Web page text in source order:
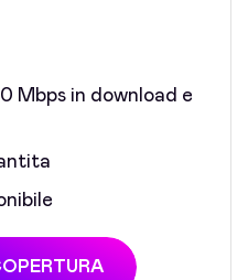
Mbps in download e